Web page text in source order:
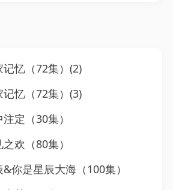
忆（72集）(2)
忆（72集）(3)
定（30集）
欢（80集）
你是星辰大海（100集）